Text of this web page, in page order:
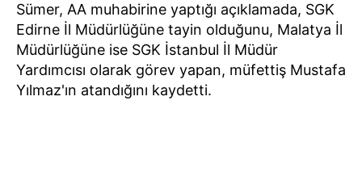
Sümer, AA muhabirine yaptığı açıklamada, SGK
Edirne İl Müdürlüğüne tayin olduğunu, Malatya İl
Müdürlüğüne ise SGK İstanbul İl Müdür
Yardımcısı olarak görev yapan, müfettiş Mustafa
Yılmaz'ın atandığını kaydetti.